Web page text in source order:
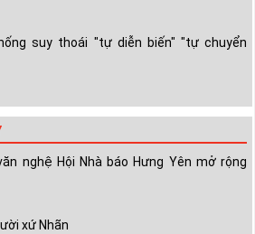
suy thoái "tự diễn biến" "tự chuyển
nghệ Hội Nhà báo Hưng Yên mở rộng
xứ Nhãn